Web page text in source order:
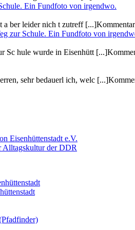
Ein Fundfoto von irgendwo.
a ber leider nich t zutreff
zur Schule. Ein Fundfoto von
Sc hule wurde in Eisenhütt
sehr bedauerl ich, welc
Eisenhüttenstadt e.V.
Alltagskultur der DDR